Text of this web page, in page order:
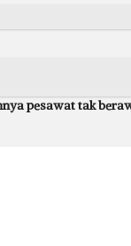
pesawat tak